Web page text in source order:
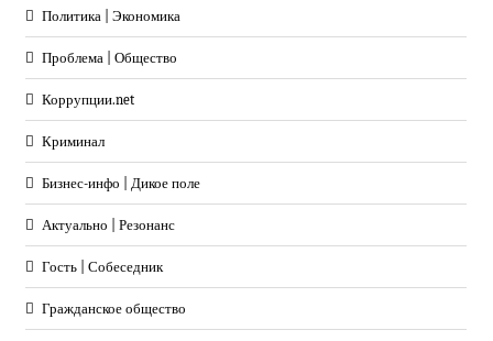
Политика | Экономика
Проблема | Общество
Коррупции.net
Криминал
Бизнес-инфо | Дикое поле
Актуально | Резонанс
Гость | Собеседник
Гражданское общество